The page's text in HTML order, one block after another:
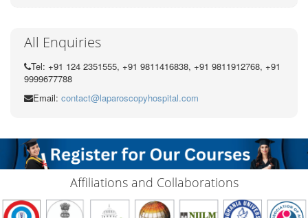
All Enquiries
Tel: +91 124 2351555, +91 9811416838, +91 9811912768, +91
9999677788
Email: contact@laparoscopyhospital.com
Affiliations and Collaborations